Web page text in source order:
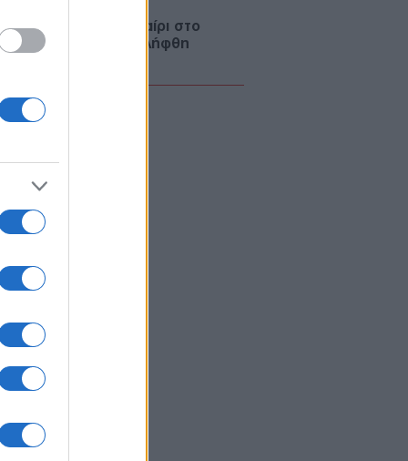
Επίθεση με μαχαίρι στο
Γκάρντεν – Συνελήφθη
08/26 - 16:47
05/08/26 - 16:26
Φωτιά σε ερευνητικό
στρατός διέταξε την
νότιο Λίβανο
05/08/26 - 16:02
στο Κορωπί: Μεγάλη